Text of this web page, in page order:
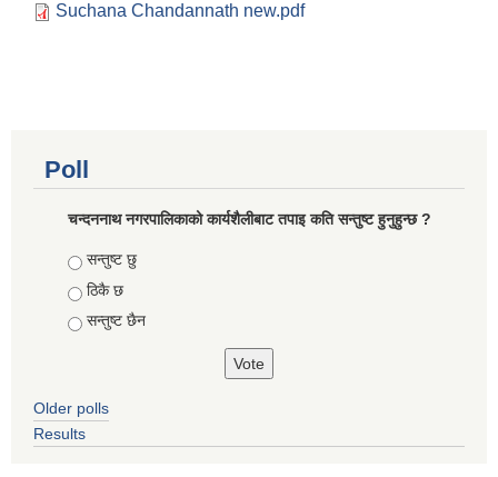
Suchana Chandannath new.pdf
Poll
चन्दननाथ नगरपालिकाको कार्यशैलीबाट तपाइ कति सन्तुष्ट हुनुहुन्छ ?
Choices
सन्तुष्ट छु
ठिकै छ
सन्तुष्ट छैन
Older polls
Results